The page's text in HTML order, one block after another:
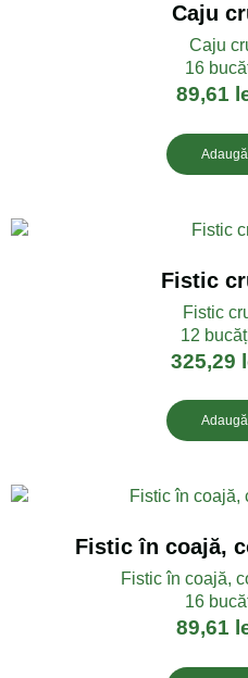
Caju
Caju
16
89,61
Fistic
Fistic
12
325,29
Fistic în coajă,
Fistic în coajă,
16
89,61